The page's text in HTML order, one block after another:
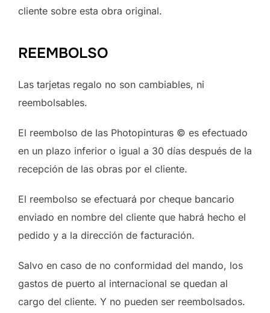
cliente sobre esta obra original.
REEMBOLSO
Las tarjetas regalo no son cambiables, ni
reembolsables.
El reembolso de las Photopinturas © es efectuado
en un plazo inferior o igual a 30 días después de la
recepción de las obras por el cliente.
El reembolso se efectuará por cheque bancario
enviado en nombre del cliente que habrá hecho el
pedido y a la dirección de facturación.
Salvo en caso de no conformidad del mando, los
gastos de puerto al internacional se quedan al
cargo del cliente. Y no pueden ser reembolsados.